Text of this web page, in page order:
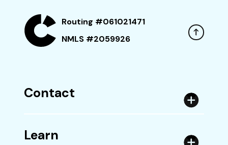
Routing #061021471
NMLS #2059926
Contact
Learn